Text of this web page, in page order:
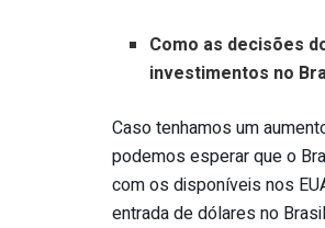
Como as decisões
investimentos no
Caso tenhamos um
podemos esperar que o
com os disponíveis nos
entrada de dólares no